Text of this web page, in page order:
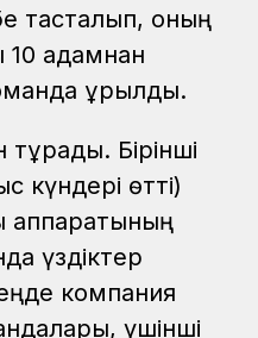
тасталып, оның
10 адамнан
құрылды.
Бірінші
күндері өтті)
аппаратының
үздіктер
компания
үшінші